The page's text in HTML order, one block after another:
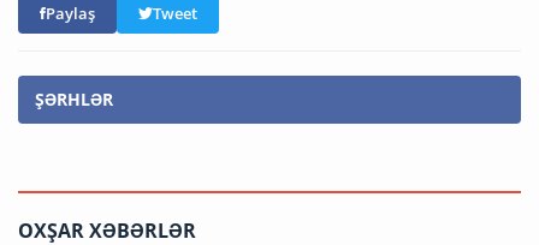
Paylaş Tweet
ŞƏRHLƏR
OXŞAR XƏBƏRLƏR